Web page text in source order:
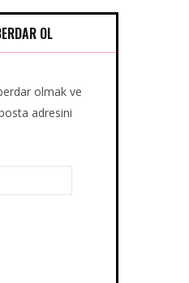
OL
olmak ve
adresini